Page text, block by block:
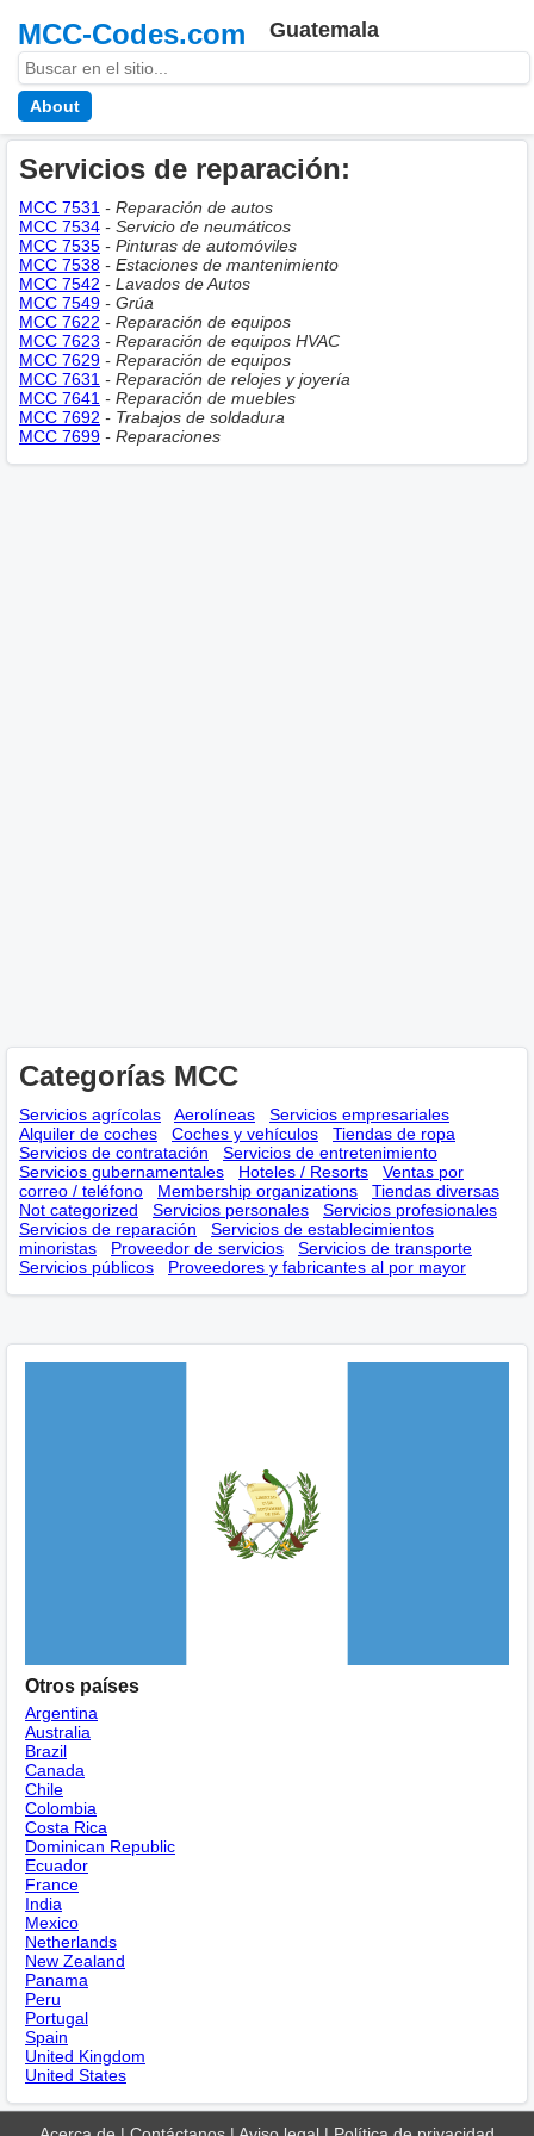
MCC-Codes.com Guatemala
About
Servicios de reparación:
MCC 7531 - Reparación de autos
MCC 7534 - Servicio de neumáticos
MCC 7535 - Pinturas de automóviles
MCC 7538 - Estaciones de mantenimiento
MCC 7542 - Lavados de Autos
MCC 7549 - Grúa
MCC 7622 - Reparación de equipos
MCC 7623 - Reparación de equipos HVAC
MCC 7629 - Reparación de equipos
MCC 7631 - Reparación de relojes y joyería
MCC 7641 - Reparación de muebles
MCC 7692 - Trabajos de soldadura
MCC 7699 - Reparaciones
Categorías MCC
Servicios agrícolas Aerolíneas
Servicios empresariales
Alquiler de coches
Coches y vehículos
Tiendas de ropa
Servicios de contratación
Servicios de entretenimiento
Servicios gubernamentales
Hoteles / Resorts
Ventas por
correo / teléfono
Membership оrganizations
Tiendas diversas
Not categorized
Servicios personales
Servicios profesionales
Servicios de reparación
Servicios de establecimientos
minoristas
Proveedor de servicios
Servicios de transporte
Servicios públicos
Proveedores y fabricantes al por mayor
Otros países
Argentina
Australia
Brazil
Canada
Chile
Colombia
Costa Rica
Dominican Republic
Ecuador
France
India
Mexico
Netherlands
New Zealand
Panama
Peru
Portugal
Spain
United Kingdom
United States